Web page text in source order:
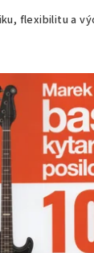
flexibilitu a